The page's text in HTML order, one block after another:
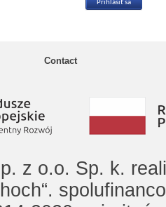
Contact
z o.o. Sp. k.